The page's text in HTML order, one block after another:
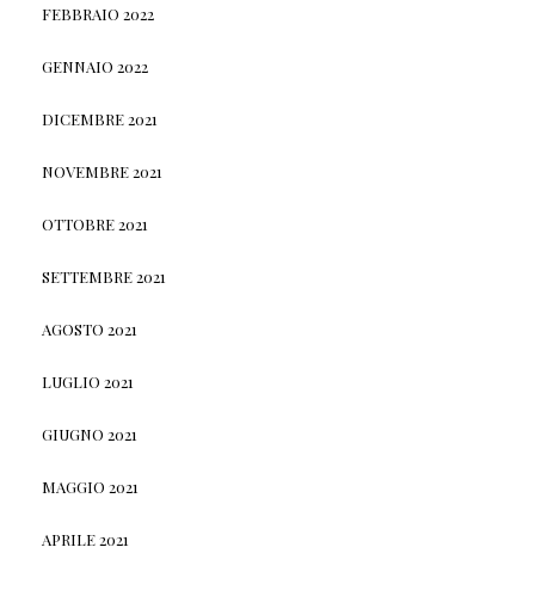
FEBBRAIO 2022
GENNAIO 2022
DICEMBRE 2021
NOVEMBRE 2021
OTTOBRE 2021
SETTEMBRE 2021
AGOSTO 2021
LUGLIO 2021
GIUGNO 2021
MAGGIO 2021
APRILE 2021